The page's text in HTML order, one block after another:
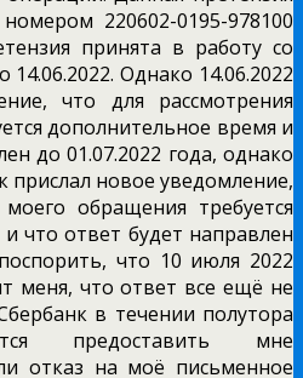
220602-0195-978100
принята в работу со
Однако 14.06.2022
что для рассмотрения
дополнительное время и
до 01.07.2022 года, однако
прислал новое уведомление,
обращения требуется
что ответ будет направлен
что 10 июля 2022
меня, что ответ все ещё не
в течении полутора
предоставить мне
отказ на моё письменное